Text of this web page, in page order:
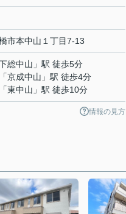
市本中山 １丁目7-13
総中山 」駅 徒歩5分
「京成中山 」駅 徒歩4分
「東中山 」駅 徒歩10分
情報の見方